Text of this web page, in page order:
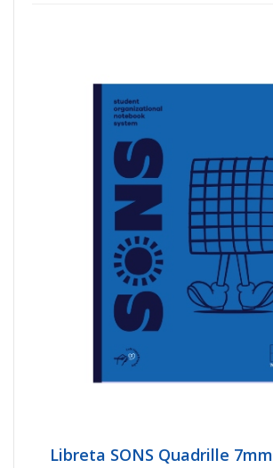
Libreta SONS Quadrille 7mm